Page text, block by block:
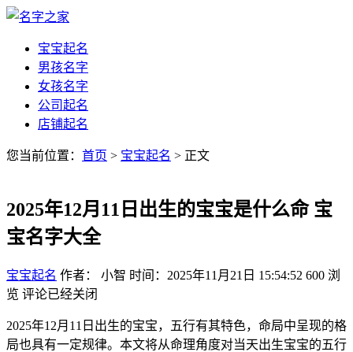
宝宝起名
男孩名字
女孩名字
公司起名
店铺起名
您当前位置： 首页 > 宝宝起名 > 正文
2025年12月11日出生的宝宝是什么命 宝
宝名字大全
宝宝起名 作者： 小智 时间：2025年11月21日 15:54:52 600 浏
览 评论已经关闭
2025年12月11日出生的宝宝，五行有其特色，命局中呈现的格
局也具有一定规律。本文将从命理角度对当天出生宝宝的五行